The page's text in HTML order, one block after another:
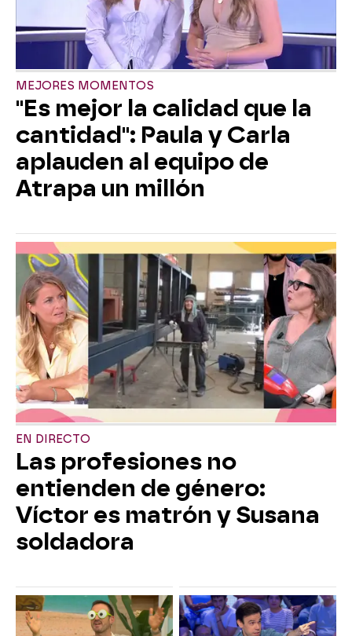
MEJORES MOMENTOS
"Es mejor la calidad que la
cantidad": Paula y Carla
aplauden al equipo de
Atrapa un millón
EN DIRECTO
Las profesiones no
entienden de género:
Víctor es matrón y Susana
soldadora